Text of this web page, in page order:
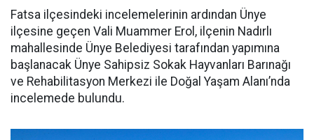
Fatsa ilçesindeki incelemelerinin ardından Ünye
ilçesine geçen Vali Muammer Erol, ilçenin Nadırlı
mahallesinde Ünye Belediyesi tarafından yapımına
başlanacak Ünye Sahipsiz Sokak Hayvanları Barınağı
ve Rehabilitasyon Merkezi ile Doğal Yaşam Alanı’nda
incelemede bulundu.